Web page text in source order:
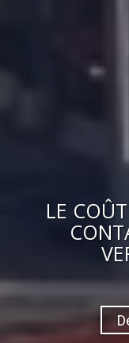
LE COÛT